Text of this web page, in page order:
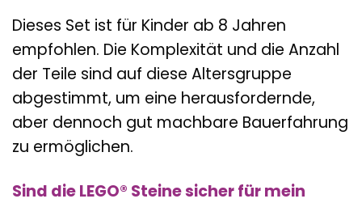
Dieses Set ist für Kinder ab 8 Jahren
empfohlen. Die Komplexität und die Anzahl
der Teile sind auf diese Altersgruppe
abgestimmt, um eine herausfordernde,
aber dennoch gut machbare Bauerfahrung
zu ermöglichen.
Sind die LEGO® Steine sicher für mein